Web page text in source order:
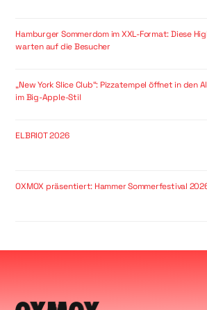
Hamburger Sommerdom im XXL-Format: Diese
warten auf die Besucher
„New York Slice Club“: Pizzatempel öffnet in den
im Big-Apple-Stil
ELBRIOT 2026
OXMOX präsentiert: Hammer Sommerfestival